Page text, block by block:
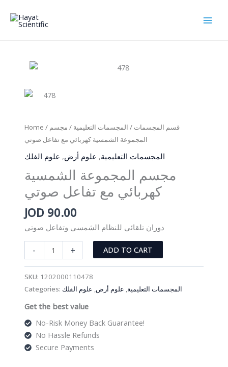
content
Home / قسم المجسمات / المجسمات التعليمية / مجسم
المجموعة الشمسية كهربائي مع تفاعل صوتي
المجسمات التعليمية, علوم أرض, علوم الفلك
مجسم المجموعة الشمسية
كهربائي مع تفاعل صوتي
JOD 90.00
دوران تلقائي للنظام الشمسي وتفاعل صوتي
-
المجموعة
تفاعل
صوتي
quantity
+ ADD TO CART
SKU: 1202000110478
Categories:
المجسمات التعليمية, علوم أرض, علوم الفلك
Get the best value
No-Risk Money Back Guarantee!
No Hassle Refunds
Secure Payments